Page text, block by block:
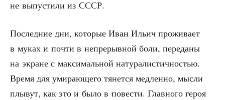
не выпу­сти­ли из СССР.
Послед­ние дни, кото­рые Иван Ильич про­жи­ва­ет
в муках и почти в непре­рыв­ной боли, пере­да­ны
на экране с мак­си­маль­ной нату­ра­ли­стич­но­стью.
Вре­мя для уми­ра­ю­ще­го тянет­ся мед­лен­но, мыс­ли
плы­вут, как это и было в пове­сти. Глав­но­го героя